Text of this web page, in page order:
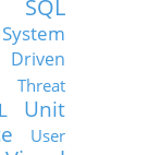
SQL
System
Driven
Threat
Unit
User